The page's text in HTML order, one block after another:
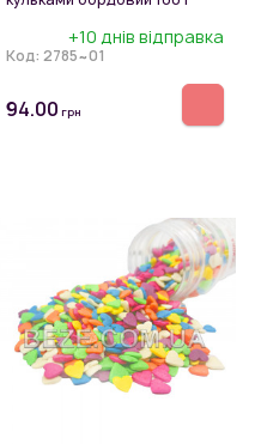
+10 днів відправка
Код: 2785~01
94.00 грн